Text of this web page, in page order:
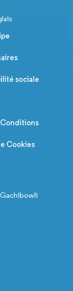
sociale
Cookies